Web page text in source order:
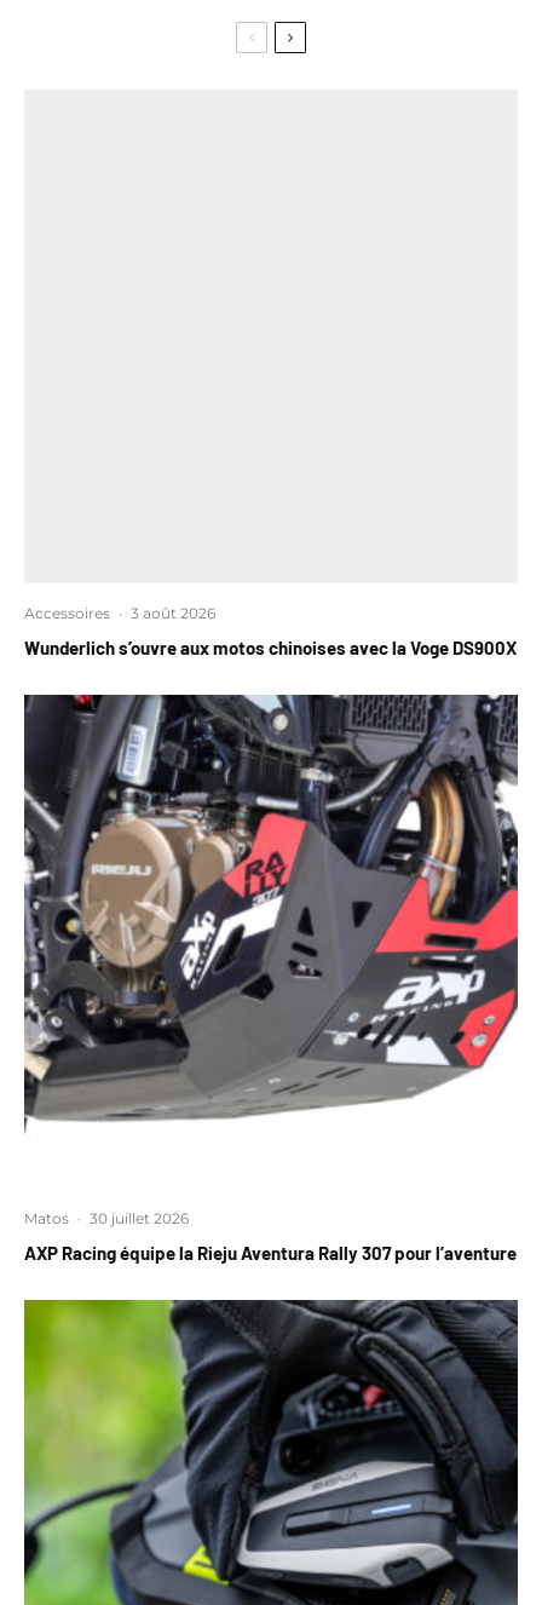
Accessoires · 3 août 2026
Wunderlich s’ouvre aux motos chinoises avec la Voge DS900X
Matos · 30 juillet 2026
AXP Racing équipe la Rieju Aventura Rally 307 pour l’aventure